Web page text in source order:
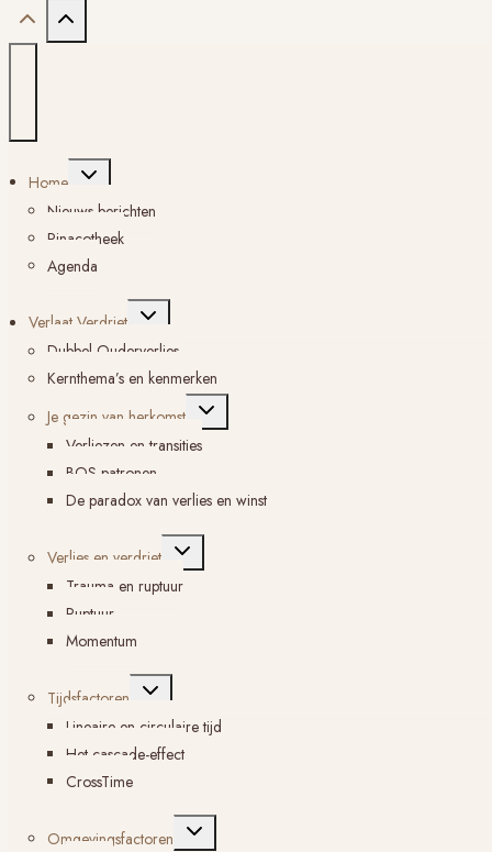
Home
Toggle
submenu
Nieuws berichten
Pinacotheek
Agenda
Verlaat Verdriet
Toggle
submenu
Dubbel Ouderverlies
Kernthema’s en kenmerken
Je gezin van herkomst
Toggle
submenu
Verliezen en transities
BOS-patronen
De paradox van verlies en winst
Verlies en verdriet
Toggle
submenu
Trauma en ruptuur
Ruptuur
Momentum
Tijdsfactoren
Toggle
submenu
Lineaire en circulaire tijd
Het cascade-effect
CrossTime
Omgevingsfactoren
Toggle